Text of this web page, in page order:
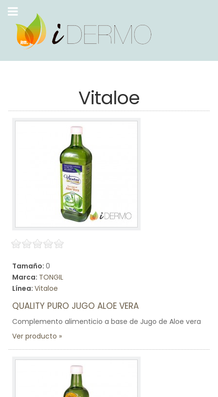
Vitaloe
Tamaño: 0
Marca: TONGIL
Línea: Vitaloe
QUALITY PURO JUGO ALOE VERA
Complemento alimenticio a base de Jugo de Aloe vera
Ver producto